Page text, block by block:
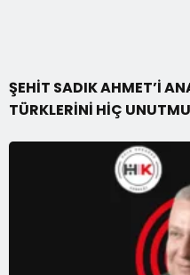
ŞEHİT SADIK AHMET’İ
TÜRKLERİNİ HİÇ